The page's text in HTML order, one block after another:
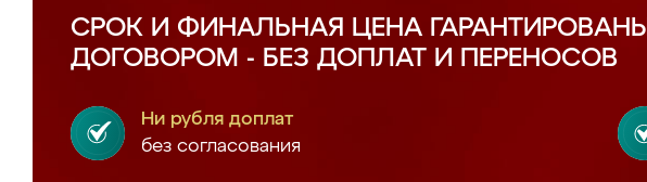
СРОК И ФИНАЛЬНАЯ ЦЕНА ГАРАНТИРОВАНЫ
ДОГОВОРОМ - БЕЗ ДОПЛАТ И ПЕРЕНОСОВ
Ни рубля доплат
без согласования